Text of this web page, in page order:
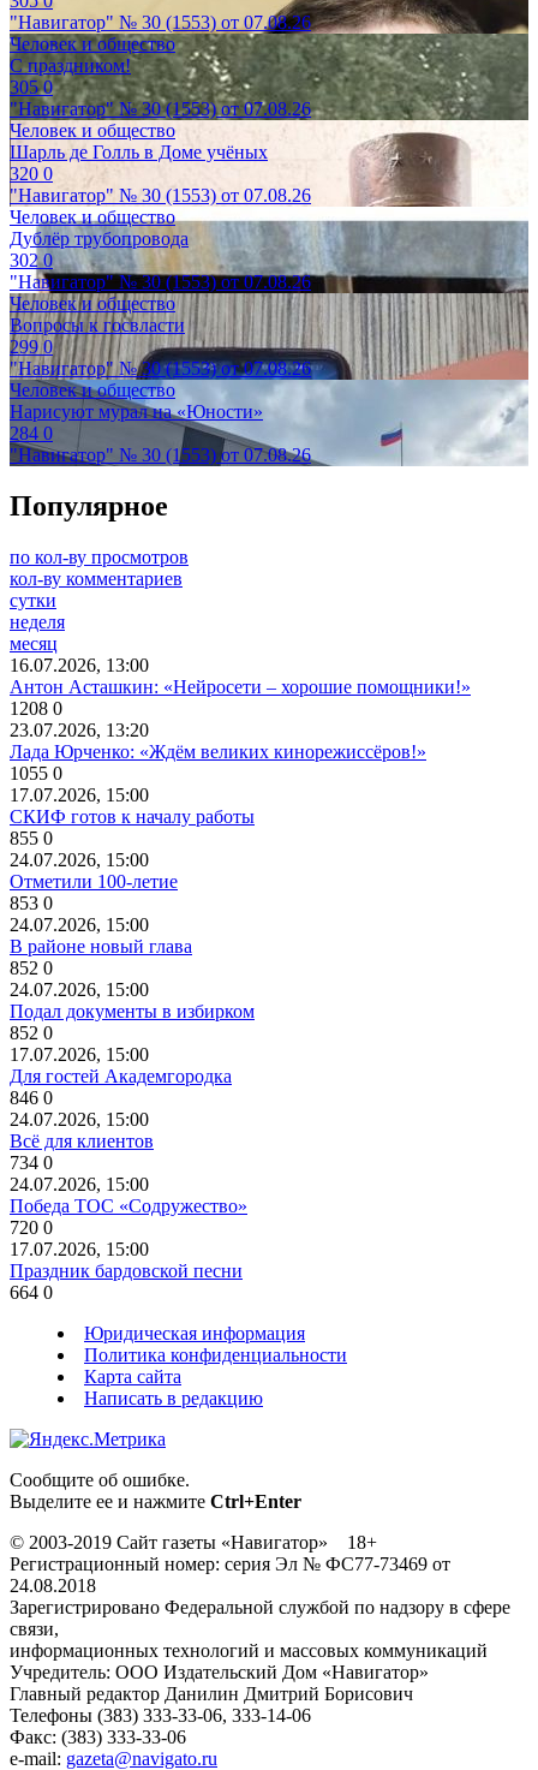
"Навигатор" № 30 (1553) от 07.08.26
Человек и общество
С праздником!
3050
"Навигатор" № 30 (1553) от 07.08.26
Человек и общество
Шарль де Голль в Доме учёных
320 0
"Навигатор" № 30 (1553) от 07.08.26
Человек и общество
Дублёр трубопровода
3020
"Навигатор" № 30 (1553) от 07.08.26
Человек и общество
Вопросы к госвласти
2990
"Навигатор" № 30 (1553) от 07.08.26
Человек и общество
Нарисуют мурал на «Юности»
284 0
"Навигатор" № 30 (1553) от 07.08.26
Популярное
по кол-ву просмотров
кол-ву комментариев
сутки
неделя
месяц
16.07.2026, 13:00
Антон Асташкин: «Нейросети – хорошие помощники!»
1208 0
23.07.2026, 13:20
Лада Юрченко: «Ждём великих кинорежиссёров!»
1055 0
17.07.2026, 15:00
СКИФ готов к началу работы
855 0
24.07.2026, 15:00
Отметили 100-летие
853 0
24.07.2026, 15:00
В районе новый глава
852 0
24.07.2026, 15:00
Подал документы в избирком
852 0
17.07.2026, 15:00
Для гостей Академгородка
846 0
24.07.2026, 15:00
Всё для клиентов
734 0
24.07.2026, 15:00
Победа ТОС «Содружество»
720 0
17.07.2026, 15:00
Праздник бардовской песни
664 0
Юридическая информация
Политика конфиденциальности
Карта сайта
Написать в редакцию
Сообщите об ошибке.
Выделите ее и нажмите Ctrl+Enter
© 2003-2019 Сайт газеты «Навигатор» 18+
Регистрационный номер: серия Эл № ФС77-73469 от
24.08.2018
Зарегистрировано Федеральной службой по надзору в сфере
связи,
информационных технологий и массовых коммуникаций
Учредитель: ООО Издательский Дом «Навигатор»
Главный редактор Данилин Дмитрий Борисович
Телефоны (383) 333-33-06, 333-14-06
Факс: (383) 333-33-06
e-mail: gazeta@navigato.ru